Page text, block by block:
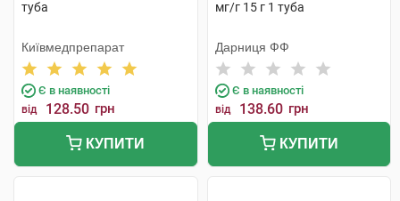
туба
Київмедпрепарат
Є в наявності
від 128.50 грн
КУПИТИ
мг/г 15 г 1 туба
Дарниця ФФ
Є в наявності
від 138.60 грн
КУПИТИ